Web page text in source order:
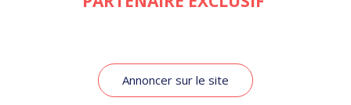
Annoncer sur le site